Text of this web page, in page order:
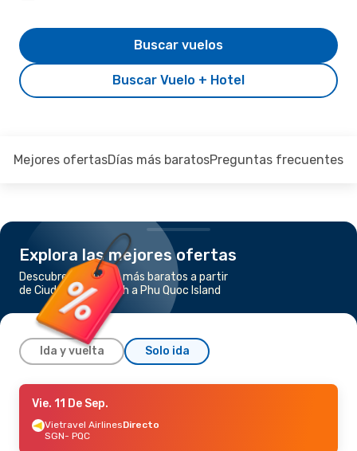
Buscar Vuelo + Hotel
Buscar vuelos
Mejores ofertasDías más baratosPreguntas frecuentes
Explora las mejores ofertas
Descubre los vuelos más baratos a partir
de Ciudad Ho Chi Minh a Phu Quoc Island
Ida y vuelta Solo ida
Vie. 11 De Sep.
Vietravel AirlinesDirecto
SGN- PQC
Vie. 11 De Sep.
Vietravel AirlinesDirecto
SGN- PQC